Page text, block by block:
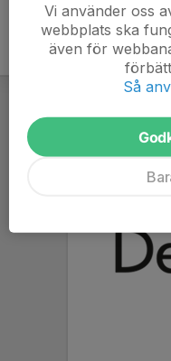
Vi använder oss
webbplats ska
även för
Så